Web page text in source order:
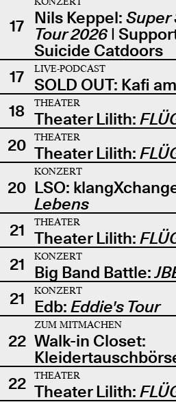
17 Nils Keppel: Super
Tour 2026|
Suicide Catdoors
17
LIVE-PODCAST
SOLD OUT: Kafi
18
THEATER
Theater Lilith:
20
THEATER
Theater Lilith:
20
KONZERT
LSO:
Lebens
21
THEATER
Theater Lilith:
21
KONZERT
Big Band Battle:
21
KONZERT
Edb: Eddie's Tour
22
ZUM MITMACHEN
Walk-in Closet:
22
THEATER
Theater Lilith: